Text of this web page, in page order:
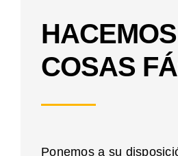
COSAS
Ponemos a su